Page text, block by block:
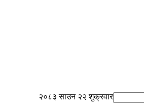
२०८३ साउन २२ शुक्रवार